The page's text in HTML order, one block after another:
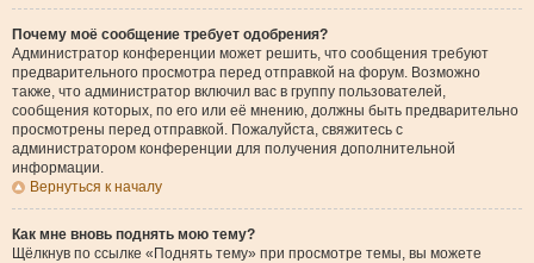
Почему моё сообщение требует одобрения?
Администратор конференции может решить, что сообщения требуют
предварительного просмотра перед отправкой на форум. Возможно
также, что администратор включил вас в группу пользователей,
сообщения которых, по его или её мнению, должны быть предварительно
просмотрены перед отправкой. Пожалуйста, свяжитесь с
администратором конференции для получения дополнительной
информации.
Вернуться к началу
Как мне вновь поднять мою тему?
Щёлкнув по ссылке «Поднять тему» при просмотре темы, вы можете